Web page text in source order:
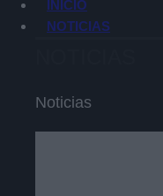
INICIO
NOTICIAS
Noticias